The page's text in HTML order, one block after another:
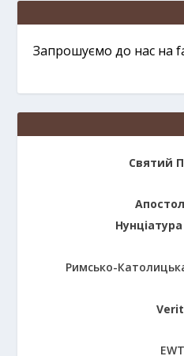
Запрошуємо до нас на
Святий
Римсько-